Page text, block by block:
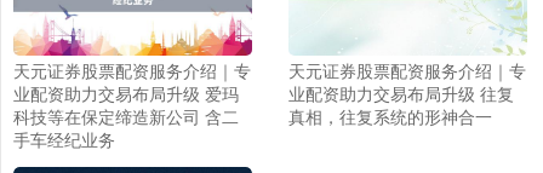
天元证券股票配资服务介绍｜专
业配资助力交易布局升级 爱玛
科技等在保定缔造新公司 含二
手车经纪业务
天元证券股票配资服务介绍｜专
业配资助力交易布局升级 往复
真相，往复系统的形神合一